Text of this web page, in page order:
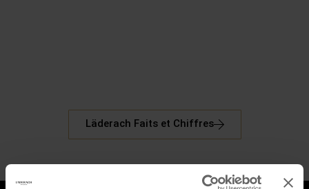
Läderach Faits et Chiffres